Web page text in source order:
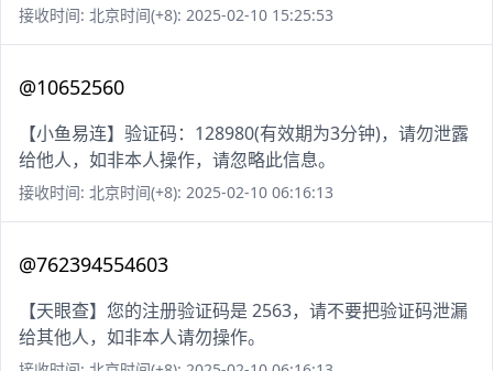
接收时间: 北京时间(+8): 2025-02-10 15:25:53
@10652560
【小鱼易连】验证码：128980(有效期为3分钟)，请勿泄露
给他人，如非本人操作，请忽略此信息。
接收时间: 北京时间(+8): 2025-02-10 06:16:13
@762394554603
【天眼查】您的注册验证码是 2563，请不要把验证码泄漏
给其他人，如非本人请勿操作。